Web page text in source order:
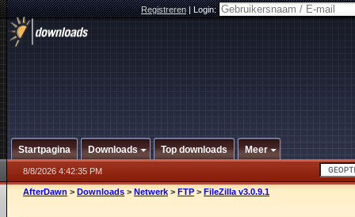
Registreren|Login:
Startpagina Downloads Top downloads Meer
8/8/2026 4:42:35 PM
AfterDawn > Downloads > Netwerk > FTP > FileZilla v3.0.9.1